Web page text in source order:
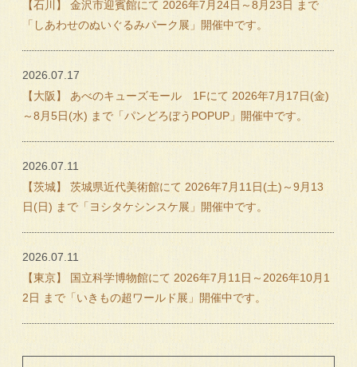
【石川】 金沢市迎賓館にて 2026年7月24日～8月23日 まで
「しあわせのぬいぐるみパーク展」開催中です。
2026.07.17
【大阪】 あべのキューズモール 1Fにて 2026年7月17日(金)
～8月5日(水) まで「パンどろぼうPOPUP」開催中です。
2026.07.11
【茨城】 茨城県近代美術館にて 2026年7月11日(土)～9月13
日(日) まで「ヨシタケシンスケ展」開催中です。
2026.07.11
【東京】 国立科学博物館にて 2026年7月11日～2026年10月1
2日 まで「いきもの超ワールド展」開催中です。